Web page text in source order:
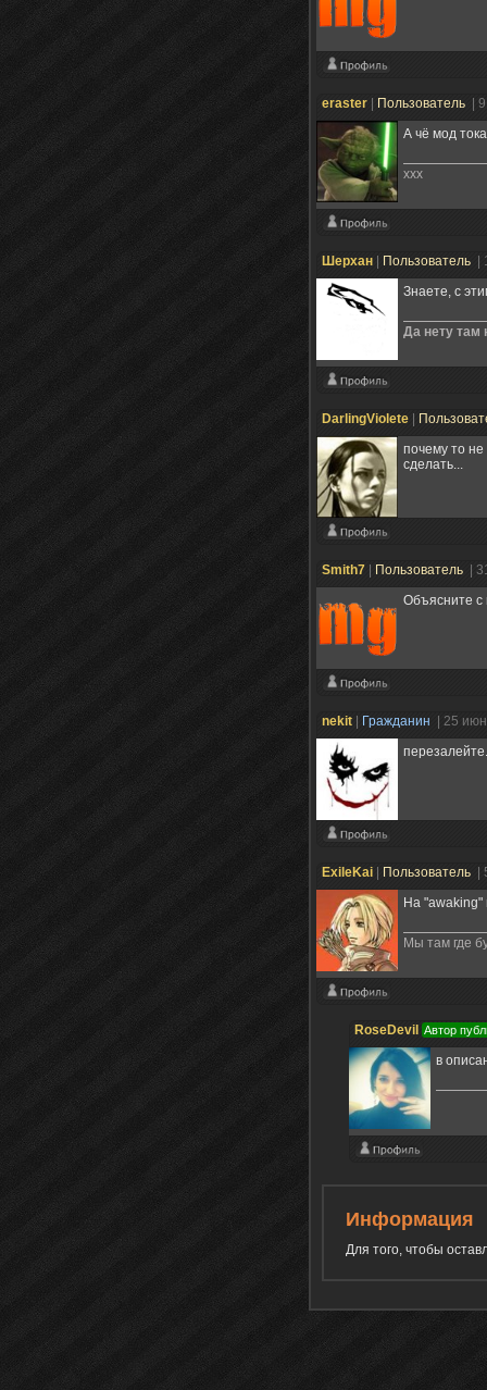
eraster | Пользователь |
А чё мод
xxx
Шерхан | Пользователь |
Знаете, с
Да нету там
DarlingViolete |
почему то не
сделать...
Smith7 | Пользователь |
Объясните с
nekit | Гражданин | 25
ExileKai | Пользователь |
На "awaking"
Мы там где
RoseDevil Автор
в
Информация
Для того, чтобы